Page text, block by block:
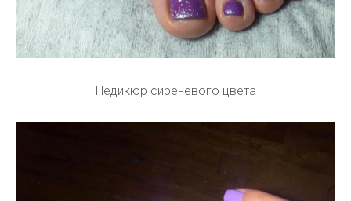
Педикюр сиреневого цвета